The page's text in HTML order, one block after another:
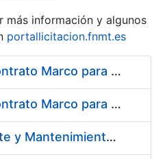
más información y algunos
portallicitacion.fnmt.es
Contratación de Contrato Marco para el Suministro de Material de Fontanería y Repuestos de Aire Acondicionado, bienio 2018-2019
Contratación de Contrato Marco para el Suministro de Material de Ferretería, Bienio 2018-2019
Servicios de Soporte y Mantenimiento de Licencias de Software IBM para Fábrica Nacional de Moneda y Timbre-Real Casa de la Moneda (FNMT-RCM)